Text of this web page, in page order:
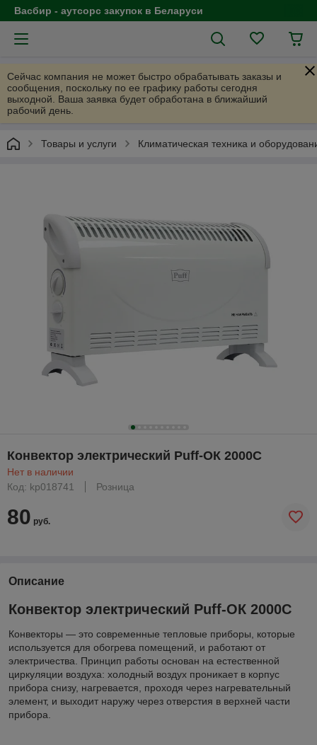
Васбир - аутсорс закупок в Беларуси
Сейчас компания не может быстро обрабатывать заказы и
сообщения, поскольку по ее графику работы сегодня
выходной. Ваша заявка будет обработана в ближайший
рабочий день.
Товары и услуги Климатическая техника и
Конвектор электрический Puff-ОК 2000C
Нет в наличии
Код: kp018741
Розница
80 руб.
Описание
Конвектор электрический Puff-ОК 2000C
Конвекторы — это современные тепловые приборы, которые
используется для обогрева помещений, и работают от
электричества. Принцип работы основан на естественной
циркуляции воздуха: холодный воздух проникает в корпус
прибора снизу, нагревается, проходя через нагревательный
элемент, и выходит наружу через отверстия в верхней части
прибора.